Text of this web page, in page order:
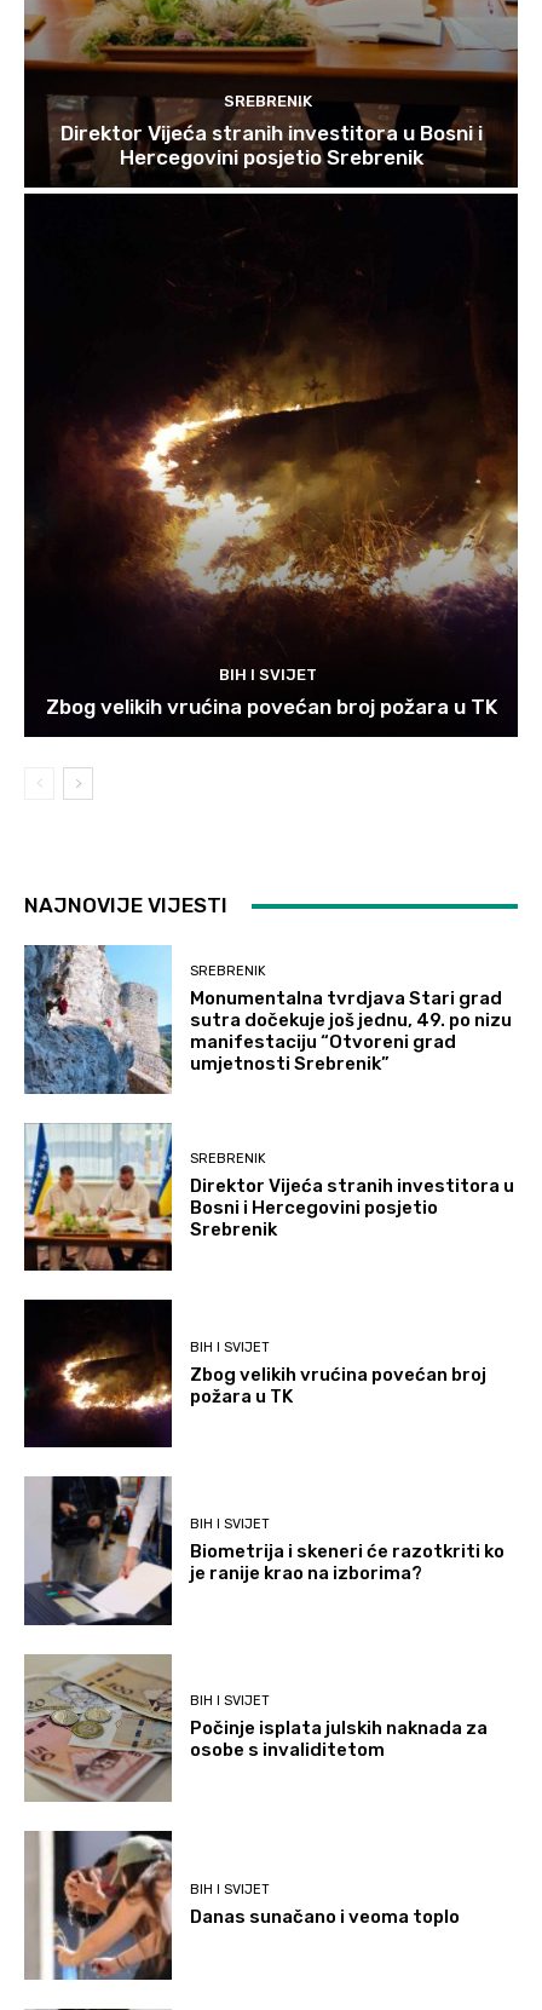
SREBRENIK
Direktor Vijeća stranih investitora u Bosni i
Hercegovini posjetio Srebrenik
BIH I SVIJET
Zbog velikih vrućina povećan broj požara u TK
NAJNOVIJE VIJESTI
SREBRENIK
Monumentalna tvrdjava Stari grad
sutra dočekuje još jednu, 49. po nizu
manifestaciju “Otvoreni grad
umjetnosti Srebrenik”
SREBRENIK
Direktor Vijeća stranih investitora u
Bosni i Hercegovini posjetio
Srebrenik
BIH I SVIJET
Zbog velikih vrućina povećan broj
požara u TK
BIH I SVIJET
Biometrija i skeneri će razotkriti ko
je ranije krao na izborima?
BIH I SVIJET
Počinje isplata julskih naknada za
osobe s invaliditetom
BIH I SVIJET
Danas sunačano i veoma toplo